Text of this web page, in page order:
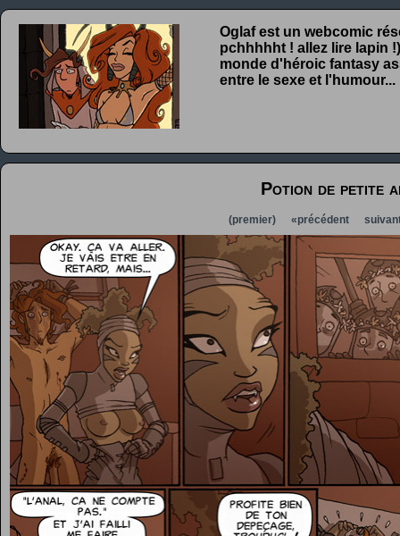
Oglaf est un webcomic
pchhhhht ! allez lire lapin
monde d'héroic fantasy
entre le sexe et l'humour...
Potion de petite
(premier) «précédent